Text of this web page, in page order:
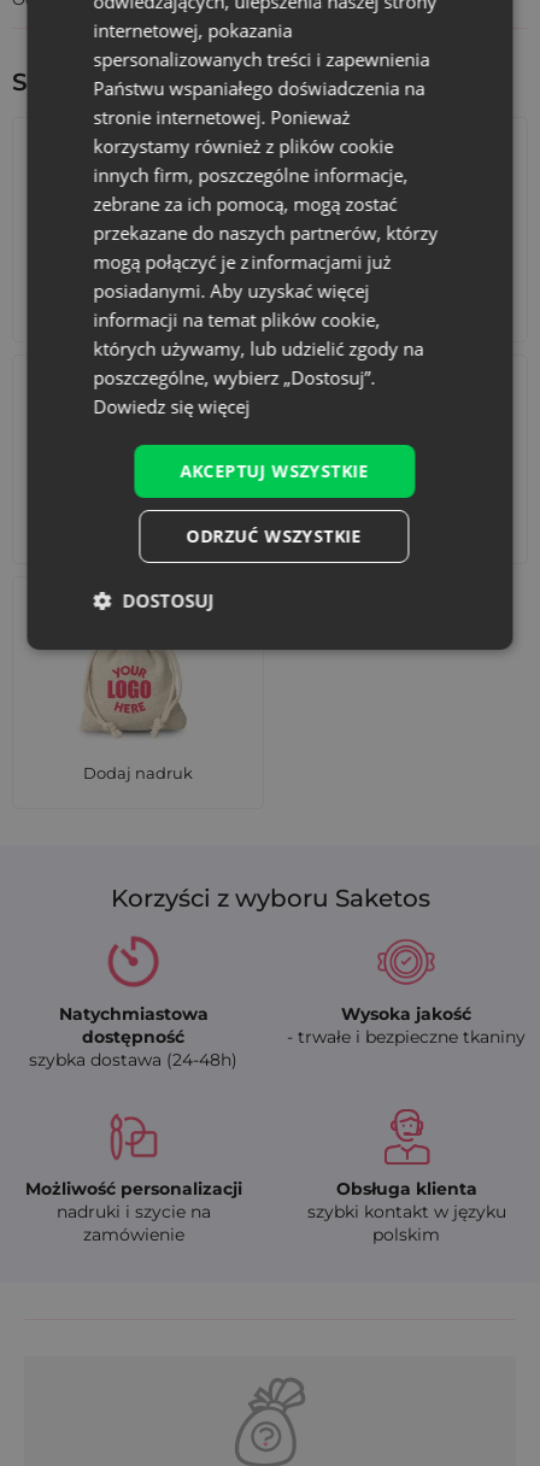
eventach. Przekonaj się, że trwałe, wielorazoweopakowania
to doskonała forma reklamy dla Twojej marki!
Zainwestuj w nasze niezwykłe woreczki z weluru i poczuj
różnicę już od pierwszego dotknięcia.
Sprawdź inne ciekawe produkty:
Kalendarze adwentowe Torby bawełniane
Akcesoria i dekoracje
Dodaj nadruk
Korzyści z wyboru Saketos
Natychmiastowa
dostępność
szybka dostawa (24-48h)
Wysoka jakość
- trwałe i bezpieczne tkaniny
Możliwość personalizacji
nadruki i szycie na
zamówienie
Obsługa klienta
szybki kontakt w języku
polskim
internetowej, pokazania
spersonalizowanych treści i zapewnienia
Państwu wspaniałego doświadczenia na
stronie internetowej. Ponieważ
korzystamy również z plików cookie
innych firm, poszczególne informacje,
zebrane za ich pomocą, mogą zostać
przekazane do naszych partnerów, którzy
mogą połączyć je z informacjami już
posiadanymi. Aby uzyskać więcej
informacji na temat plików cookie,
których używamy, lub udzielić zgody na
poszczególne, wybierz „Dostosuj”.
Dowiedz się więcej
AKCEPTUJ WSZYSTKIE
ODRZUĆ WSZYSTKIE
DOSTOSUJ